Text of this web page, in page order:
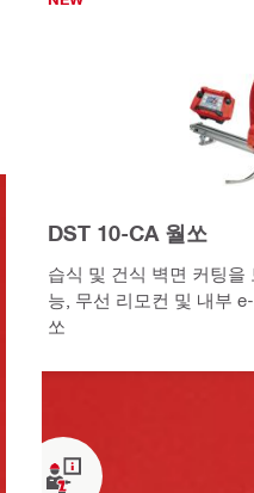
DST 10-CA 월쏘
습식 및 건식 벽면 커팅
능, 무선 리모컨 및 내부
쏘